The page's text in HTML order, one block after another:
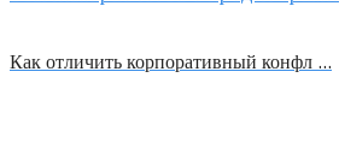
Как отличить корпоративный конфл …